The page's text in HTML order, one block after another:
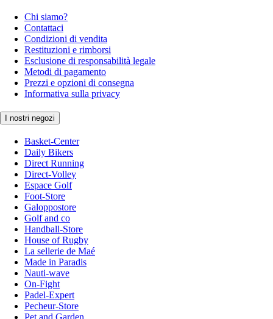
Chi siamo?
Contattaci
Condizioni di vendita
Restituzioni e rimborsi
Esclusione di responsabilità legale
Metodi di pagamento
Prezzi e opzioni di consegna
Informativa sulla privacy
I nostri negozi
Basket-Center
Daily Bikers
Direct Running
Direct-Volley
Espace Golf
Foot-Store
Galoppostore
Golf and co
Handball-Store
House of Rugby
La sellerie de Maé
Made in Paradis
Nauti-wave
On-Fight
Padel-Expert
Pecheur-Store